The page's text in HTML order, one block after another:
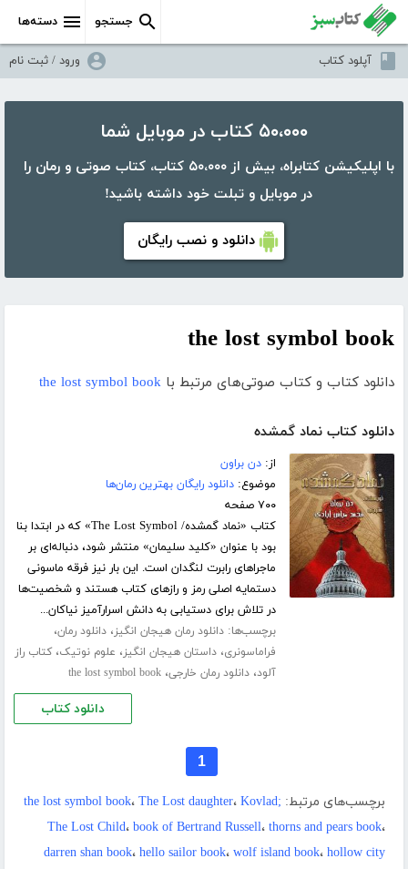
دسته‌ها جستجو
آپلود کتاب ورود / ثبت نام
۵۰،۰۰۰ کتاب در موبایل شما
با اپلیکیشن کتابراه، بیش از ۵۰،۰۰۰ کتاب، کتاب صوتی و رمان را
در موبایل و تبلت خود داشته باشید!
دانلود و نصب رایگان
the lost symbol book
دانلود کتاب و کتاب صوتی‌های مرتبط با the lost symbol book
دانلود کتاب نماد گمشده
از:دن براون
موضوع:دانلود رایگان بهترین رمان‌ها
۷۰۰ صفحه
کتاب «نماد گمشده/ The Lost Symbol» که در ابتدا بنا
بود با عنوان «کلید سلیمان» منتشر شود، دنباله‌ای بر
ماجراهای رابرت لنگدان است. این بار نیز فرقه ماسونی
دستمایه اصلی رمز و رازهای کتاب هستند و شخصیت‌ها
در تلاش برای دستیابی به دانش اسرارآمیز نیاکان...
برچسب‌ها:دانلود رمان هیجان انگیز،دانلود رمان،
فراماسونری،داستان هیجان انگیز، علوم نوتیک،کتاب راز
آلود،دانلود رمان خارجی،the lost symbol book
دانلود کتاب
1
برچسب‌های مرتبط: the lost symbol book، The Lost daughter، Kovlad;
The Lost Child، book of Bertrand Russell، thorns and pears book،
darren shan book، hello sailor book، wolf island book، hollow city